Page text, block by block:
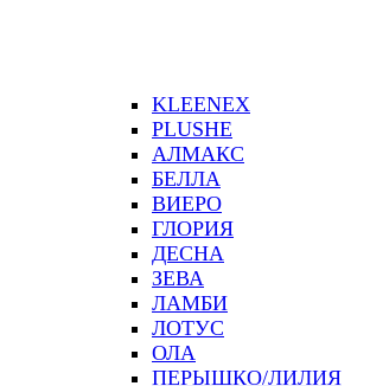
KLEENEX
PLUSHE
АЛМАКС
БЕЛЛА
ВИЕРО
ГЛОРИЯ
ДЕСНА
ЗЕВА
ЛАМБИ
ЛОТУС
ОЛА
ПЕРЫШКО/ЛИЛИЯ